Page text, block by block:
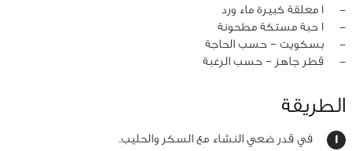
‏-
1 معلقة كبيرة ماء ورد
‏-
1 حبة مستكة مطحونة
‏-
بسكويت – حسب الحاجة
‏-
قطر جاهز – حسب الرغبة
الطريقة
في قدر ضعي النشاء مع السكر والحليب.